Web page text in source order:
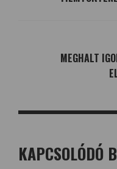
MEGHALT
KAPCSOLÓDÓ